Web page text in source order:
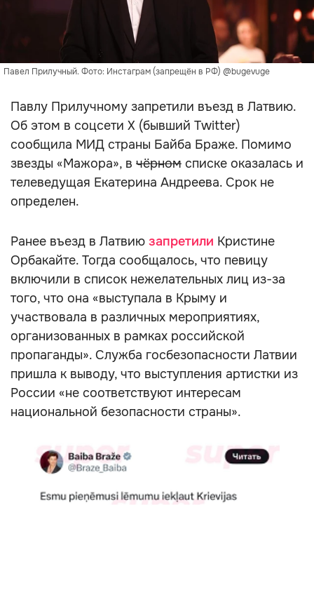
Павел Прилучный. Фото: Инстаграм (запрещён в РФ) @bugevuge
Павлу Прилучному запретили въезд в Латвию.
Об этом в соцсети X (бывший Twitter)
сообщила МИД страны Байба Браже. Помимо
звезды «Мажора», в чёрном списке оказалась и
телеведущая Екатерина Андреева. Срок не
определен.
Ранее въезд в Латвию запретили Кристине
Орбакайте. Тогда сообщалось, что певицу
включили в список нежелательных лиц из-за
того, что она «выступала в Крыму и
участвовала в различных мероприятиях,
организованных в рамках российской
пропаганды». Служба госбезопасности Латвии
пришла к выводу, что выступления артистки из
России «не соответствуют интересам
национальной безопасности страны».